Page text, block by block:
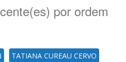
por ordem
TATIANA CUREAU CERVO